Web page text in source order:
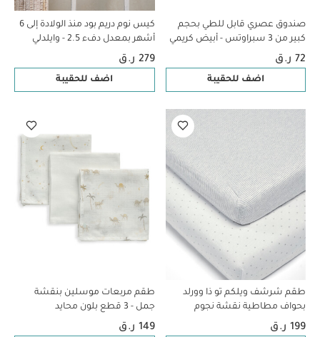
صندوق عصري قابل للطي بحجم
كبير من 3 سبراوتس - أبيض كريمي
72 ر.ق
اضف للحقيبة
كيس نوم دريم بود منذ الولادة إلى 6
أشهر بمعدل دفء 2.5 - وايلدلي
ادفنتشرز
279 ر.ق
اضف للحقيبة
طقم شرشف ويلكم تو ذا وورلد
بحواف مطاطية نقشة نجوم
وخطوط - قطعتان
199 ر.ق
طقم مربعات موسلين بنقشة
جمل - 3 قطع بلون محايد
149 ر.ق